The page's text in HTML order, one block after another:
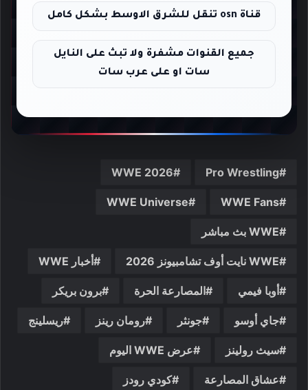
قناة osn تنقل للشرق الاوسط بشكل كامل
جميع القنوات مشفرة ولا تبث على النايل
سات او على عرب سات
Pro Wrestling
WWE 2026
WWE Fans
WWE Universe
WWE بث مباشر
WWE نايت أوف تشامبيونز 2026 أخبار WWE
أوبا فيمي المصارعة الحرة برون بريكر
جاي أوسو جونثر رومان رينز ريسلينج
سيث رولينز عرض WWE اليوم
عشاق المصارعة كودي رودز